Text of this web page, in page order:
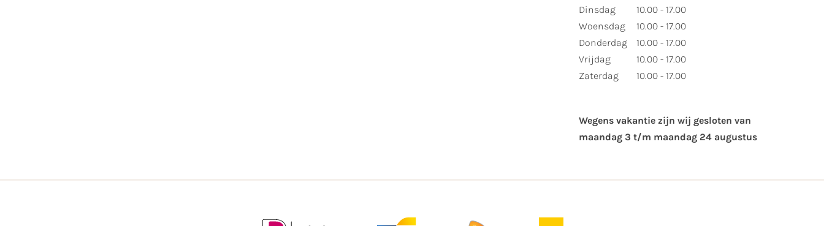
Dinsdag
Woensdag
Donderdag
Vrijdag
Zaterdag
10.00 - 17.00
10.00 - 17.00
10.00 - 17.00
10.00 - 17.00
10.00 - 17.00
Wegens vakantie zijn wij gesloten van ​
maandag 3 t/m maandag 24 augustus